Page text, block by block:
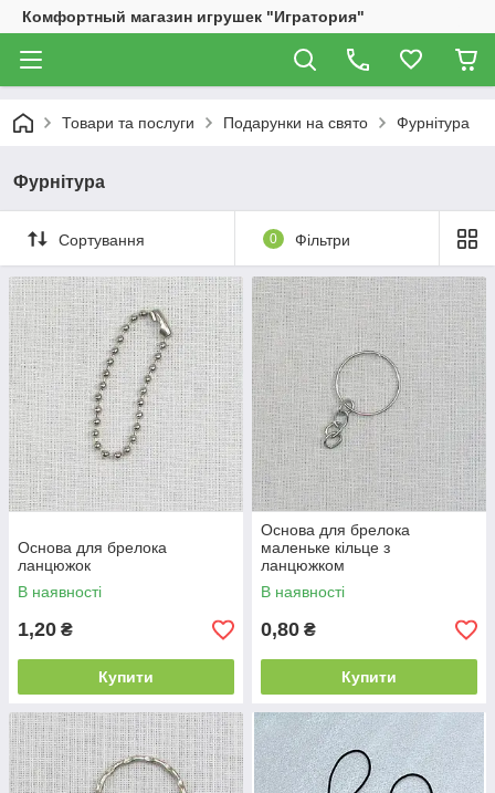
Комфортный магазин игрушек "Игратория"
Товари та послуги Подарунки на свято Фурнітура
Фурнітура
Сортування 0 Фільтри
Основа для брелока
ланцюжок
В наявності
1,20 ₴
Купити
Основа для брелока
маленьке кільце з
ланцюжком
В наявності
0,80 ₴
Купити